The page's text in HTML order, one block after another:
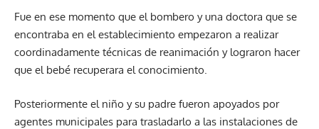
Fue en ese momento que el bombero y una doctora que se
encontraba en el establecimiento empezaron a realizar
coordinadamente técnicas de reanimación y lograron hacer
que el bebé recuperara el conocimiento.
Posteriormente el niño y su padre fueron apoyados por
agentes municipales para trasladarlo a las instalaciones de